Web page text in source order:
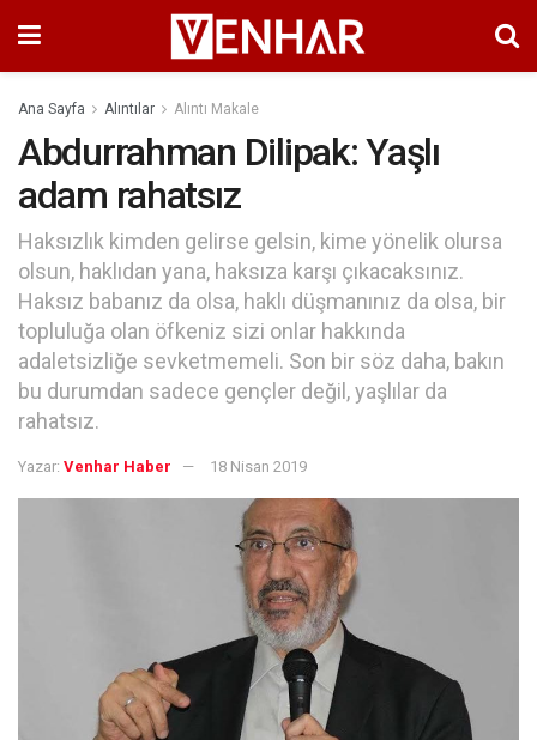
Ana Sayfa Alıntılar Alıntı Makale
Abdurrahman Dilipak: Yaşlı
adam rahatsız
Haksızlık kimden gelirse gelsin, kime yönelik olursa
olsun, haklıdan yana, haksıza karşı çıkacaksınız.
Haksız babanız da olsa, haklı düşmanınız da olsa, bir
topluluğa olan öfkeniz sizi onlar hakkında
adaletsizliğe sevketmemeli. Son bir söz daha, bakın
bu durumdan sadece gençler değil, yaşlılar da
rahatsız.
Yazar: Venhar Haber 18 Nisan 2019